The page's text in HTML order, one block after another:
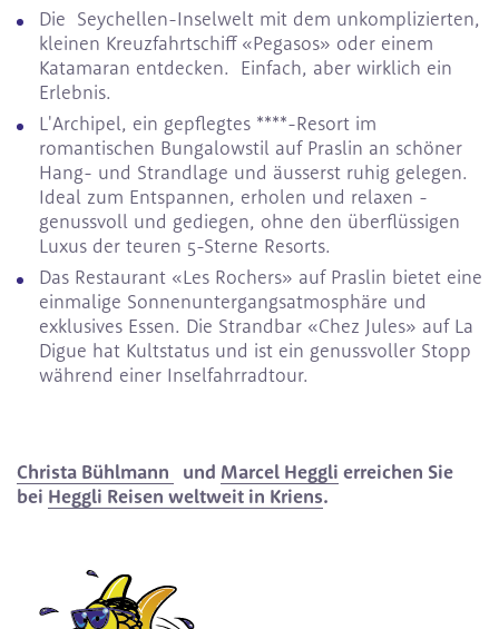
Die Seychellen-Inselwelt mit dem unkomplizierten,
kleinen Kreuzfahrtschiff «Pegasos» oder einem
Katamaran entdecken. Einfach, aber wirklich ein
Erlebnis.
L'Archipel, ein gepflegtes ****-Resort im
romantischen Bungalowstil auf Praslin an schöner
Hang- und Strandlage und äusserst ruhig gelegen.
Ideal zum Entspannen, erholen und relaxen -
genussvoll und gediegen, ohne den überflüssigen
Luxus der teuren 5-Sterne Resorts.
Das Restaurant «Les Rochers» auf Praslin bietet eine
einmalige Sonnenuntergangsatmosphäre und
exklusives Essen. Die Strandbar «Chez Jules» auf La
Digue hat Kultstatus und ist ein genussvoller Stopp
während einer Inselfahrradtour.
Christa Bühlmann und Marcel Heggli erreichen Sie
bei Heggli Reisen weltweit in Kriens.